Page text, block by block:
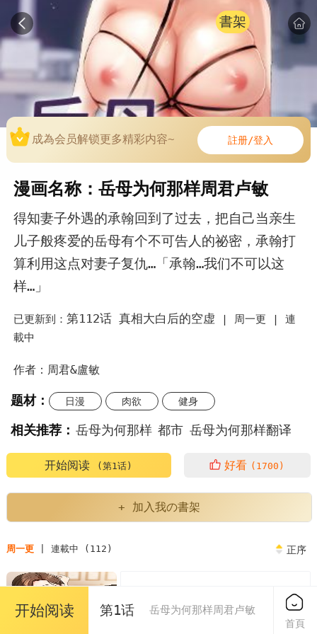
書架
成為会员解锁更多精彩内容~ 註册/登入
漫画名称：岳母为何那样周君卢敏
得知妻子外遇的承翰回到了过去，把自己当亲生
儿子般疼爱的岳母有个不可告人的祕密，承翰打
算利用这点对妻子复仇…「承翰…我们不可以这
样…」
已更新到： 第112话 真相大白后的空虚 | 周一更 | 連
載中
作者：周君&盧敏
题材： 日漫 肉欲 健身
相关推荐： 岳母为何那样 都市 岳母为何那样翻译
岳母为何那样是哪部韩剧里的台词
岳母为何那样周君卢敏 岳母为何那样电视剧解说
韩漫岳母为何那样
岳母为何那样漫画免费
开始阅读 (第1话) 好看 (1700)
+ 加入我の書架
周一更| 連載中 (112) 正序
2024/08/04
免费
开始阅读 第1话 岳母为何那样周君卢敏
首頁